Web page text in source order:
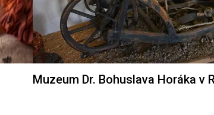
Muzeum Dr. Bohuslava Horáka v